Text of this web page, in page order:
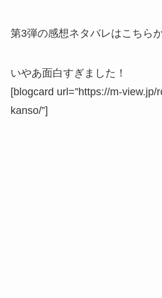
第3弾の感想ネタバレはこちら
いやあ面白すぎました！
[blogcard url=”https://m-view.jp/
kanso/”]